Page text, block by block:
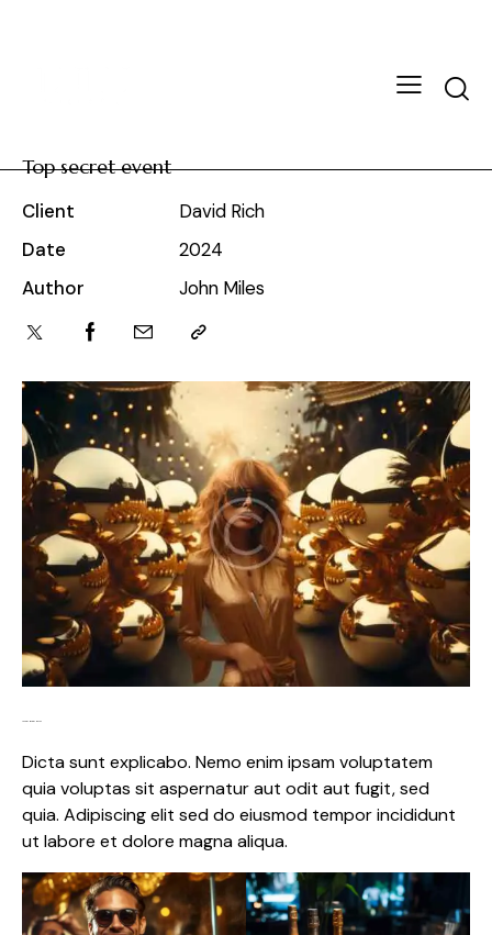
Top secret event
Client
David Rich
Date
2024
Author
John Miles
Lorem ipsum dolor
Dicta sunt explicabo. Nemo enim ipsam voluptatem
quia voluptas sit aspernatur aut odit aut fugit, sed
quia. Adipiscing elit sed do eiusmod tempor incididunt
ut labore et dolore magna aliqua.